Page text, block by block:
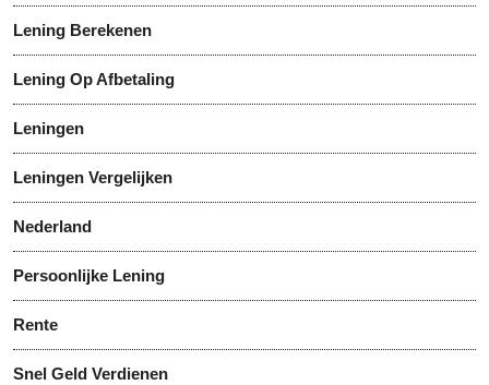
Lening Berekenen
Lening Op Afbetaling
Leningen
Leningen Vergelijken
Nederland
Persoonlijke Lening
Rente
Snel Geld Verdienen